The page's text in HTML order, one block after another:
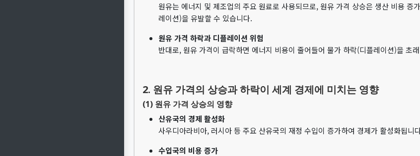
원유는 에너지 및 제조업의 주요 원료로 사용되므로, 원유 가격 상승은 생산 비용 증
레이션)을 유발할 수 있습니다.
원유 가격 하락과 디플레이션 위험
반대로, 원유 가격이 급락하면 에너지 비용이 줄어들어 물가 하락(디플레이션)을 초
2. 원유 가격의 상승과 하락이 세계 경제에 미치는 영향
(1) 원유 가격 상승의 영향
산유국의 경제 활성화
사우디아라비아, 러시아 등 주요 산유국의 재정 수입이 증가하여 경제가 활성화됩니
수입국의 비용 증가